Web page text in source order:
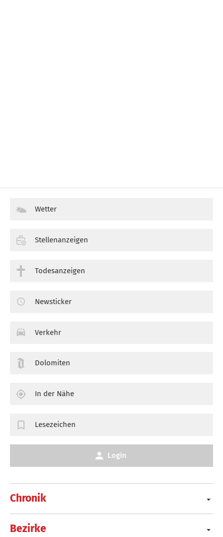
Chronik
Bezirke
Wetter
Stellenanzeigen
Todesanzeigen
Newsticker
Verkehr
Dolomiten
In der Nähe
Lesezeichen
Login